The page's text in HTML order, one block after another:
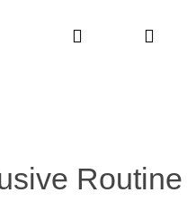
POUŽITÍHledat
Routine